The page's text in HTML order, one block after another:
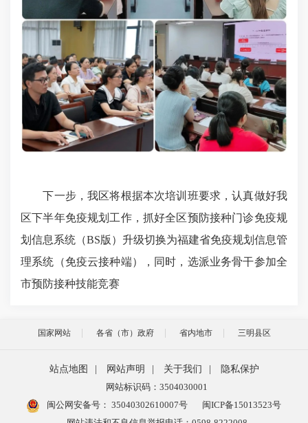
下一步，我区将根据本次培训班要求，认真做好我
区下半年免疫规划工作，抓好全区预防接种门诊免疫规
划信息系统（BS版）升级切换为福建省免疫规划信息管
理系统（免疫云接种端），同时，选派业务骨干参加全
市预防接种技能竞赛
国家网站 各省（市）政府 省内地市 三明县区
站点地图 网站声明 关于我们
隐私保护
网站标识码：3504030001
闽公网安备号： 35040302610007号
闽ICP备15013523号